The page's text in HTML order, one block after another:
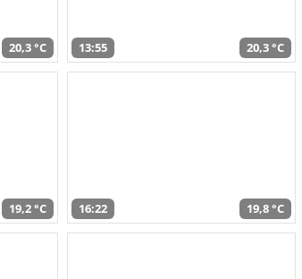
20,3 °C 13:55 20,3 °C
19,2 °C 16:22 19,8 °C